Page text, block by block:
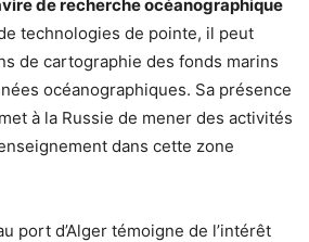
de recherche océanographique
technologies de pointe, il peut
de cartographie des fonds marins
océanographiques. Sa présence
à la Russie de mener des activités
dans cette zone
port d’Alger témoigne de l’intérêt